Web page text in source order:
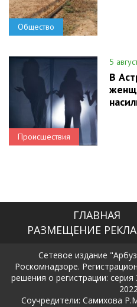
Общество
Происшествия
5
В
ГЛАВНАЯ
РАЗМЕЩЕНИЕ
Сетевое издание
Роскомнадзоре.
решения о регистрации:
Соучредители: Самихова